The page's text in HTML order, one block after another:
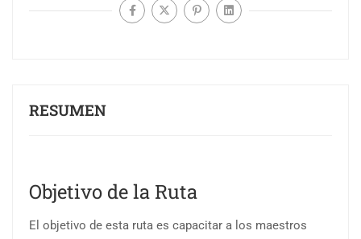
RESUMEN
Objetivo de la Ruta
El objetivo de esta ruta es capacitar a los maestros